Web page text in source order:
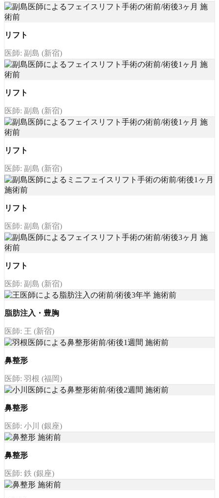
リフト
医師: 副島 (新宿)
リフト
医師: 副島 (新宿)
リフト
医師: 副島 (新宿)
リフト
医師: 副島 (新宿)
リフト
医師: 副島 (新宿)
脂肪注入・豊胸
医師: 王 (新宿)
鼻整形
医師: 羽根 (福岡)
鼻整形
医師: 小川 (銀座)
鼻整形
医師: 鉄 (銀座)